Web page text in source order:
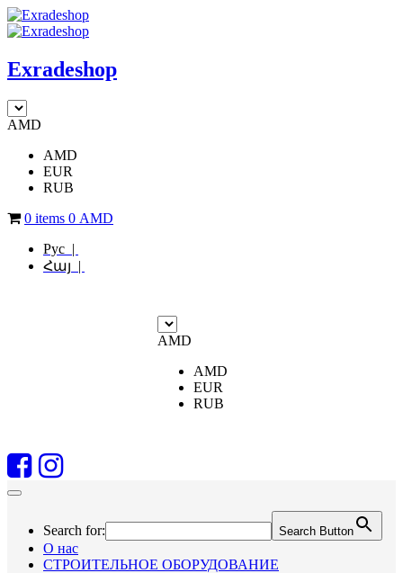
Exradeshop
AMD
AMD
EUR
RUB
0 items 0 AMD
Рус |
Հայ |
AMD
AMD
EUR
RUB
Search for: Search Button
О нас
СТРОИТЕЛЬНОЕ ОБОРУДОВАНИЕ